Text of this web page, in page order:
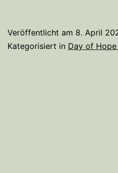
Veröffentlicht am 8. April
Kategorisiert in Day of